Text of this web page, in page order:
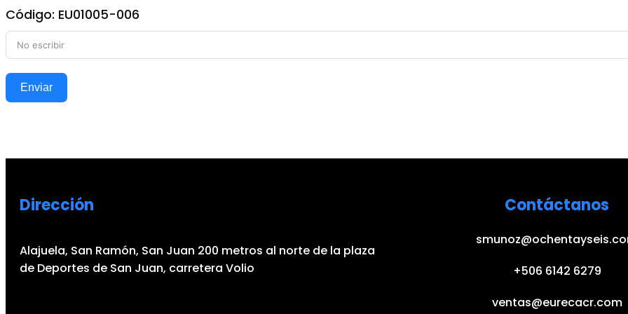
Código: EU01005-006
Enviar
Dirección
Alajuela, San Ramón, San Juan 200 metros al norte de la plaza
de Deportes de San Juan, carretera Volio
Contáctanos
+506 6142 6279
ventas@eurecacr.com